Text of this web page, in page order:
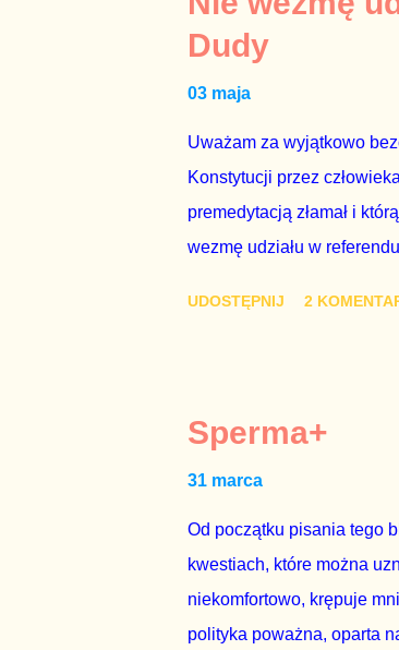
pewnie dlatego, że nie
naszego kraju z lat 2007-
rządu. Generalnie, M...
Dudy
03 maja
Uważam za wyjątkowo
Konstytucji przez
premedytacją złamał i
wezmę udziału w
tego referendum nie chce
zapadnie decyzja, aby
człowieka i szanującego
procedurze zmiany
UDOSTĘPNIJ 2
Sperma+
31 marca
Od początku pisania tego
kwestiach, które można
niekomfortowo, krępuje
polityka poważna, oparta